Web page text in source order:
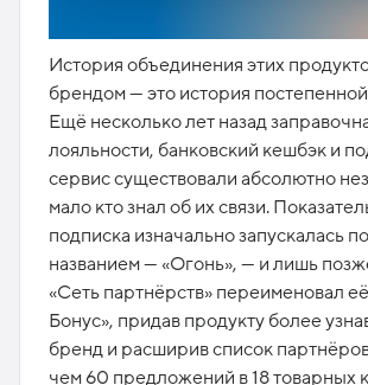
История объединения этих
брендом — это история
Ещё несколько лет назад
лояльности, банковский кешбэк и
сервис существовали абсолютно
мало кто знал об их связи.
подписка изначально запускалась
названием — «Огонь», — и лишь
«Сеть партнёрств» переименовал
Бонус», придав продукту более
бренд и расширив список
чем 60 предложений в 18 товарных